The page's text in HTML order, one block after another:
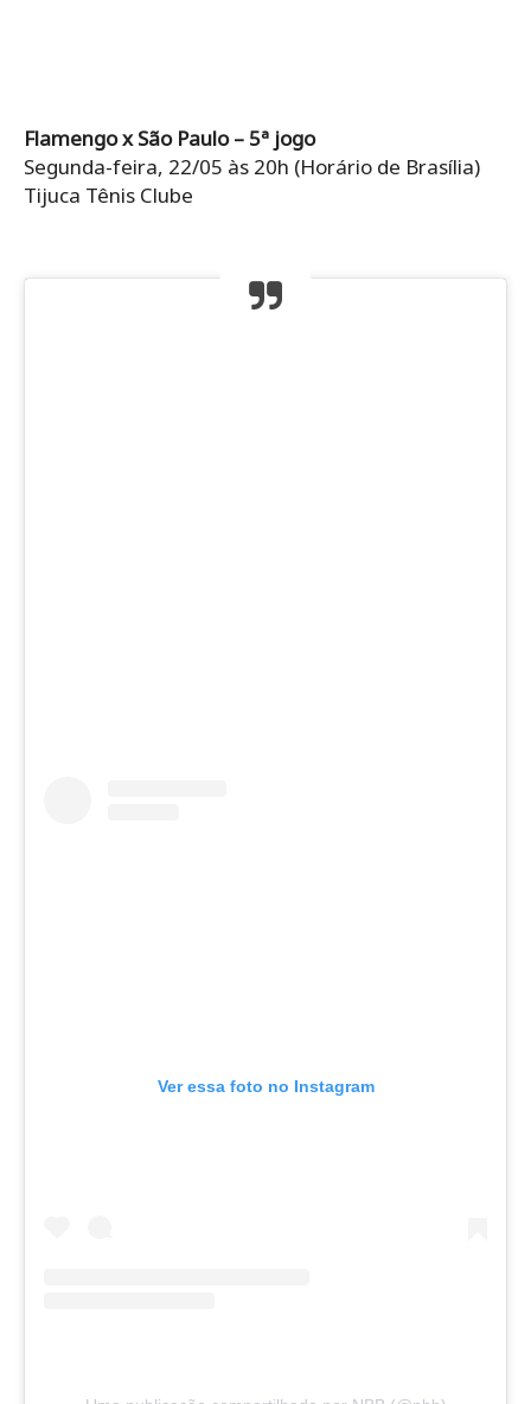
Flamengo x São Paulo – 5ª jogo
Segunda-feira, 22/05 às 20h (Horário de Brasília)
Tijuca Tênis Clube
Ver essa foto no Instagram